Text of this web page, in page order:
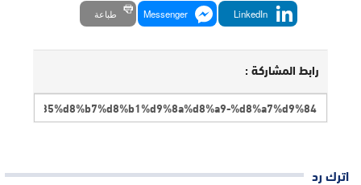
LinkedIn
Messenger طباعة
رابط المشاركة :
اترك رد